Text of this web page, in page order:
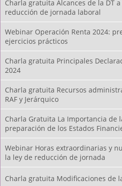
Charla gratuita Alcances de la DT
reducción de jornada laboral
Webinar Operación Renta 2024:
ejercicios prácticos
Charla gratuita Principales
2024
Charla gratuita Recursos
RAF y Jerárquico
Charla Gratuita La Importancia de
preparación de los Estados
Webinar Horas extraordinarias y
la ley de reducción de jornada
Charla gratuita Modificaciones de